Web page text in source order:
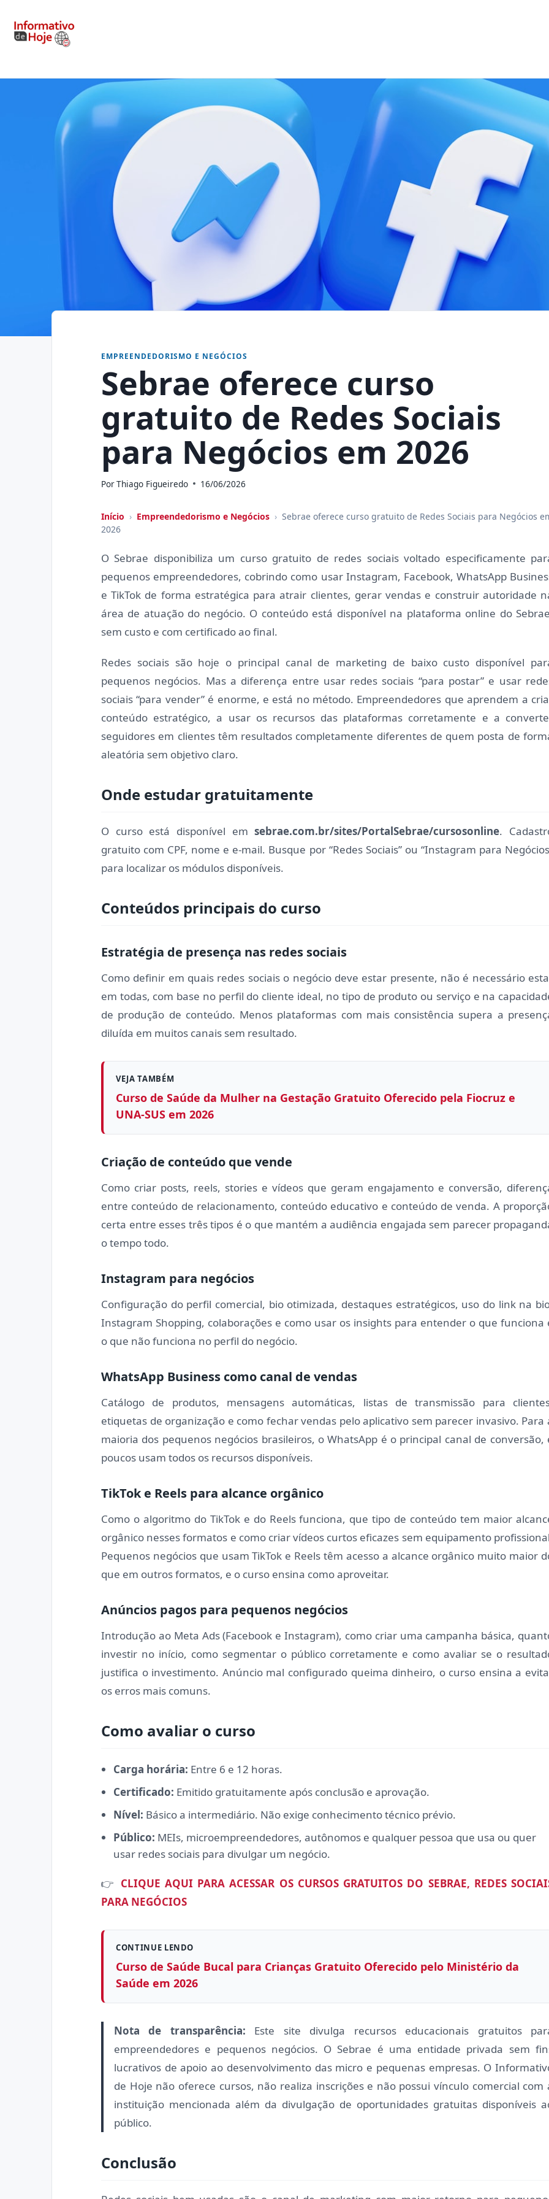
EMPREENDEDORISMO E NEGÓCIOS
Sebrae oferece curso
gratuito de Redes Sociais
para Negócios em 2026
PorThiago Figueiredo 16/06/2026
Início › Empreendedorismo e Negócios › Sebrae oferece curso gratuito de Redes Sociais para Negócios
2026
O Sebrae disponibiliza um curso gratuito de redes sociais voltado especificamente
pequenos empreendedores, cobrindo como usar Instagram, Facebook, WhatsApp
e TikTok de forma estratégica para atrair clientes, gerar vendas e construir autoridade
área de atuação do negócio. O conteúdo está disponível na plataforma online do
sem custo e com certificado ao final.
Redes sociais são hoje o principal canal de marketing de baixo custo disponível
pequenos negócios. Mas a diferença entre usar redes sociais “para postar” e usar
sociais “para vender” é enorme, e está no método. Empreendedores que aprendem a
conteúdo estratégico, a usar os recursos das plataformas corretamente e a
seguidores em clientes têm resultados completamente diferentes de quem posta de
aleatória sem objetivo claro.
Onde estudar gratuitamente
O curso está disponível emsebrae.com.br/sites/PortalSebrae/cursosonline.
gratuito com CPF, nome e e-mail. Busque por “Redes Sociais” ou “Instagram para
para localizar os módulos disponíveis.
Conteúdos principais do curso
Estratégia de presença nas redes sociais
Como definir em quais redes sociais o negócio deve estar presente, não é necessário
em todas, com base no perfil do cliente ideal, no tipo de produto ou serviço e na
de produção de conteúdo. Menos plataformas com mais consistência supera a
diluída em muitos canais sem resultado.
VEJA TAMBÉM
Curso de Saúde da Mulher na Gestação Gratuito Oferecido pela Fiocruz e
UNA-SUS em 2026
Criação de conteúdo que vende
Como criar posts, reels, stories e vídeos que geram engajamento e conversão,
entre conteúdo de relacionamento, conteúdo educativo e conteúdo de venda. A
certa entre esses três tipos é o que mantém a audiência engajada sem parecer
o tempo todo.
Instagram para negócios
Configuração do perfil comercial, bio otimizada, destaques estratégicos, uso do link na
Instagram Shopping, colaborações e como usar os insights para entender o que funciona
o que não funciona no perfil do negócio.
WhatsApp Business como canal de vendas
Catálogo de produtos, mensagens automáticas, listas de transmissão para
etiquetas de organização e como fechar vendas pelo aplicativo sem parecer invasivo. Para
maioria dos pequenos negócios brasileiros, o WhatsApp é o principal canal de conversão,
poucos usam todos os recursos disponíveis.
TikTok e Reels para alcance orgânico
Como o algoritmo do TikTok e do Reels funciona, que tipo de conteúdo tem maior
orgânico nesses formatos e como criar vídeos curtos eficazes sem equipamento
Pequenos negócios que usam TikTok e Reels têm acesso a alcance orgânico muito maior
que em outros formatos, e o curso ensina como aproveitar.
Anúncios pagos para pequenos negócios
Introdução ao Meta Ads (Facebook e Instagram), como criar uma campanha básica,
investir no início, como segmentar o público corretamente e como avaliar se o
justifica o investimento. Anúncio mal configurado queima dinheiro, o curso ensina a
os erros mais comuns.
Como avaliar o curso
Carga horária: Entre 6 e 12 horas.
Certificado: Emitido gratuitamente após conclusão e aprovação.
Nível: Básico a intermediário. Não exige conhecimento técnico prévio.
Público: MEIs, microempreendedores, autônomos e qualquer pessoa que usa ou quer
usar redes sociais para divulgar um negócio.
👉 CLIQUE AQUI PARA ACESSAR OS CURSOS GRATUITOS DO SEBRAE, REDES
PARA NEGÓCIOS
CONTINUE LENDO
Curso de Saúde Bucal para Crianças Gratuito Oferecido pelo Ministério da
Saúde em 2026
Nota de transparência: Este site divulga recursos educacionais gratuitos
empreendedores e pequenos negócios. O Sebrae é uma entidade privada sem
lucrativos de apoio ao desenvolvimento das micro e pequenas empresas. O
de Hoje não oferece cursos, não realiza inscrições e não possui vínculo comercial com
instituição mencionada além da divulgação de oportunidades gratuitas disponíveis
público.
Conclusão